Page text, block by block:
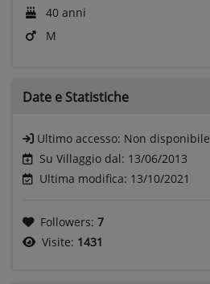
40 anni
M
Date e Statistiche
Ultimo accesso: Non disponibile
Su Villaggio dal: 13/06/2013
Ultima modifica: 13/10/2021
Followers: 7
Visite: 1431